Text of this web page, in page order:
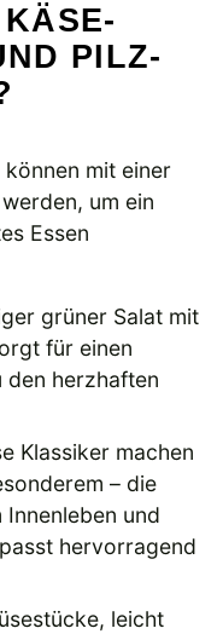
PILZ-
mit einer
um ein
Essen
grüner Salat mit
für einen
den herzhaften
Klassiker machen
– die
Innenleben und
hervorragend
leicht